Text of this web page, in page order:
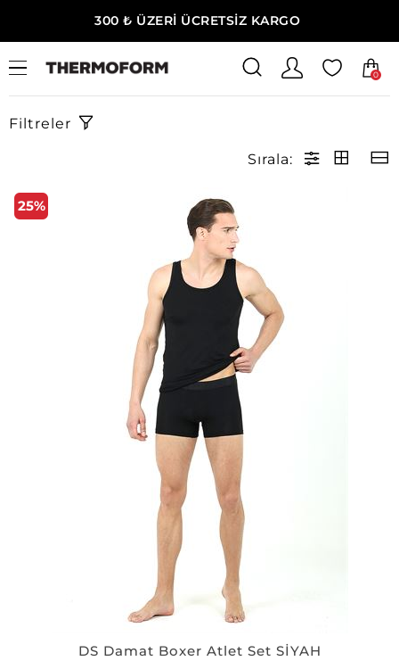
300 ₺ ÜZERİ ÜCRETSİZ KARGO
0
Ana Sayfa Erkek Çeyiz Giyim
Filtreler
Sırala:
25%
DS Damat Boxer Atlet Set SİYAH